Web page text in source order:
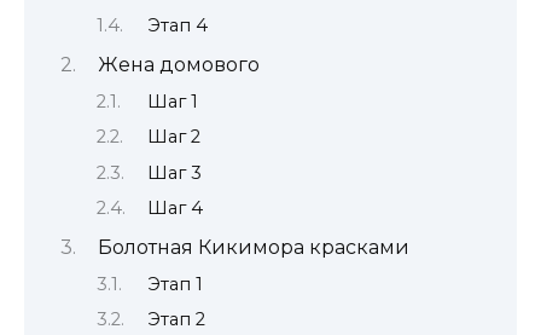
Этап 4
Жена домового
Шаг 1
Шаг 2
Шаг 3
Шаг 4
Болотная Кикимора красками
Этап 1
Этап 2